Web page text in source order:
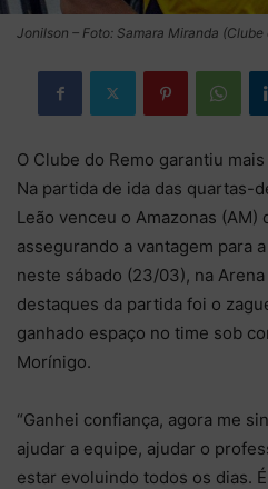
Jonilson – Foto: Samara Miranda (Clube
O Clube do Remo garantiu
Na partida de ida das quartas-
Leão venceu o Amazonas (AM)
assegurando a vantagem para
neste sábado (23/03), na
destaques da partida foi o
ganhado espaço no time sob
Morínigo.
“Ganhei confiança, agora me
ajudar a equipe, ajudar o
estar evoluindo todos os dias.